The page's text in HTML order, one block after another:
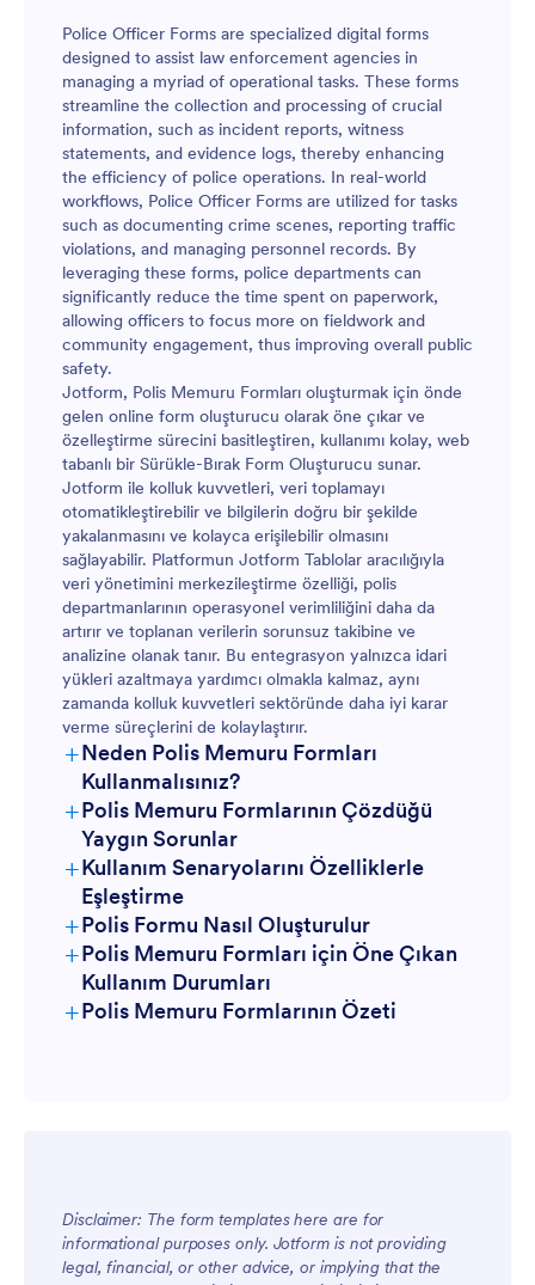
Police Officer Forms are specialized digital forms
designed to assist law enforcement agencies in
managing a myriad of operational tasks. These forms
streamline the collection and processing of crucial
information, such as incident reports, witness
statements, and evidence logs, thereby enhancing
the efficiency of police operations. In real-world
workflows, Police Officer Forms are utilized for tasks
such as documenting crime scenes, reporting traffic
violations, and managing personnel records. By
leveraging these forms, police departments can
significantly reduce the time spent on paperwork,
allowing officers to focus more on fieldwork and
community engagement, thus improving overall public
safety.
Jotform, Polis Memuru Formları oluşturmak için önde
gelen online form oluşturucu olarak öne çıkar ve
özelleştirme sürecini basitleştiren, kullanımı kolay, web
tabanlı bir Sürükle-Bırak Form Oluşturucu sunar.
Jotform ile kolluk kuvvetleri, veri toplamayı
otomatikleştirebilir ve bilgilerin doğru bir şekilde
yakalanmasını ve kolayca erişilebilir olmasını
sağlayabilir. Platformun Jotform Tablolar aracılığıyla
veri yönetimini merkezileştirme özelliği, polis
departmanlarının operasyonel verimliliğini daha da
artırır ve toplanan verilerin sorunsuz takibine ve
analizine olanak tanır. Bu entegrasyon yalnızca idari
yükleri azaltmaya yardımcı olmakla kalmaz, aynı
zamanda kolluk kuvvetleri sektöründe daha iyi karar
verme süreçlerini de kolaylaştırır.
+Neden Polis Memuru Formları
Kullanmalısınız?
+Polis Memuru Formlarının Çözdüğü
Yaygın Sorunlar
+Kullanım Senaryolarını Özelliklerle
Eşleştirme
+Polis Formu Nasıl Oluşturulur
+Polis Memuru Formları için Öne Çıkan
Kullanım Durumları
Yöneticiler İçin
Ekipler İçin
+Polis Memuru Formlarının Özeti
Disclaimer: The form templates here are for
informational purposes only. Jotform is not providing
legal, financial, or other advice, or implying that the